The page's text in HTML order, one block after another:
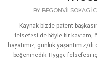
BY
Kaynak bizde patent
felsefesi de böyle bir kavram,
hayatımız, günlük yaşantımız/
beğenmedik. Hygge felsefesi